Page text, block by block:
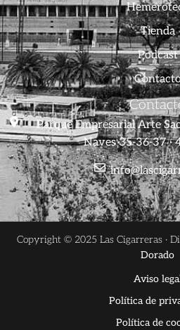
Tienda
Podcast
Parque Empresarial Arte
Naves 35-36-37 ·
Copyright © 2025 Las Cigarreras ·
Dorado
Aviso
Política de
Política de